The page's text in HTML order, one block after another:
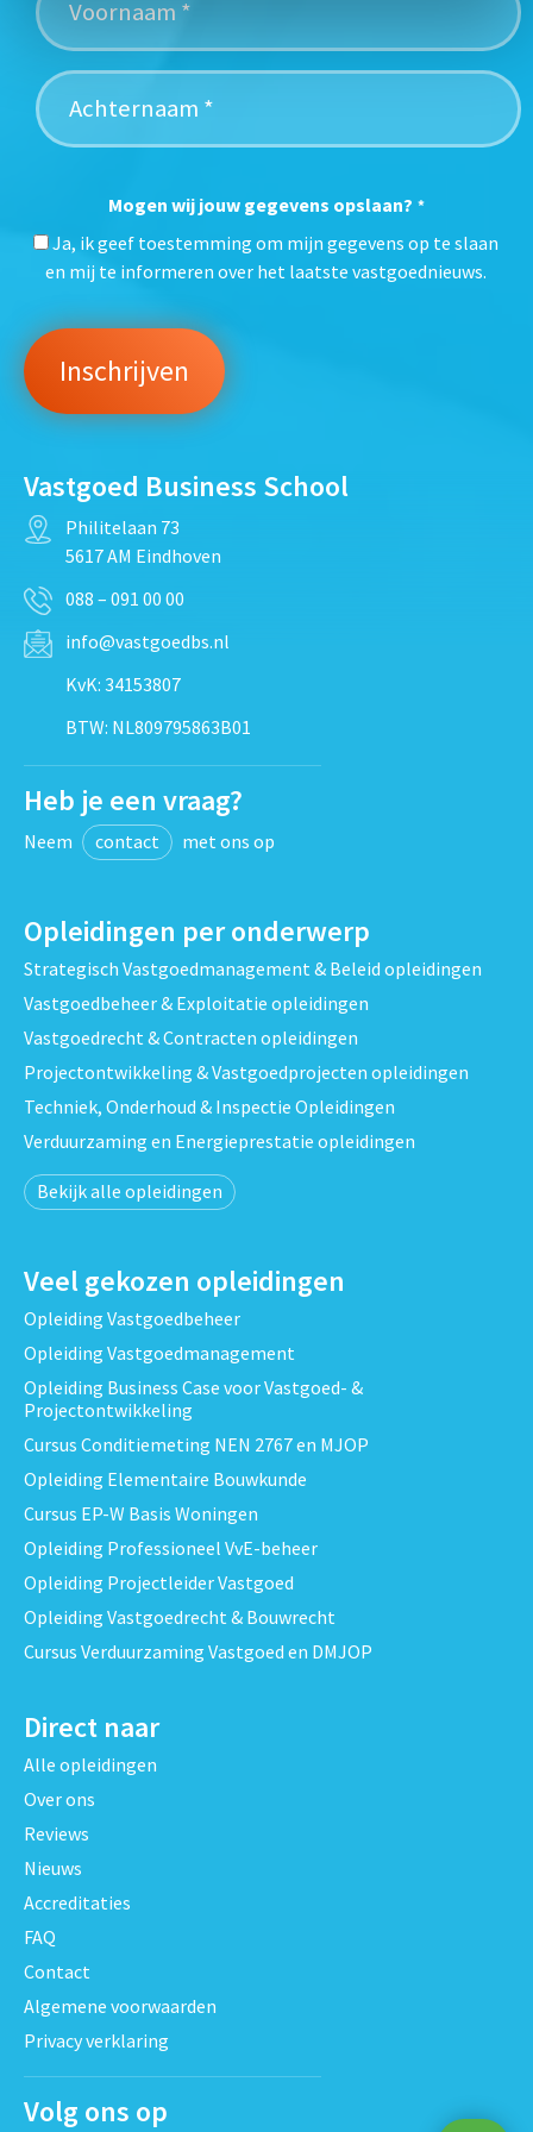
Mogen wij jouw gegevens opslaan? *
Ja, ik geef toestemming om mijn gegevens op te slaan
en mij te informeren over het laatste vastgoednieuws.
Vastgoed Business School
Philitelaan 73
5617 AM Eindhoven
088 – 091 00 00
info@vastgoedbs.nl
KvK: 34153807
BTW: NL809795863B01
Heb je een vraag?
Neem contact met ons op
Opleidingen per onderwerp
Strategisch Vastgoedmanagement & Beleid opleidingen
Vastgoedbeheer & Exploitatie opleidingen
Vastgoedrecht & Contracten opleidingen
Projectontwikkeling & Vastgoedprojecten opleidingen
Techniek, Onderhoud & Inspectie Opleidingen
Verduurzaming en Energieprestatie opleidingen
Bekijk alle opleidingen
Veel gekozen opleidingen
Opleiding Vastgoedbeheer
Opleiding Vastgoedmanagement
Opleiding Business Case voor Vastgoed- &
Projectontwikkeling
Cursus Conditiemeting NEN 2767 en MJOP
Opleiding Elementaire Bouwkunde
Cursus EP-W Basis Woningen
Opleiding Professioneel VvE-beheer
Opleiding Projectleider Vastgoed
Opleiding Vastgoedrecht & Bouwrecht
Cursus Verduurzaming Vastgoed en DMJOP
Direct naar
Alle opleidingen
Over ons
Reviews
Nieuws
Accreditaties
FAQ
Contact
Algemene voorwaarden
Privacy verklaring
Volg ons op